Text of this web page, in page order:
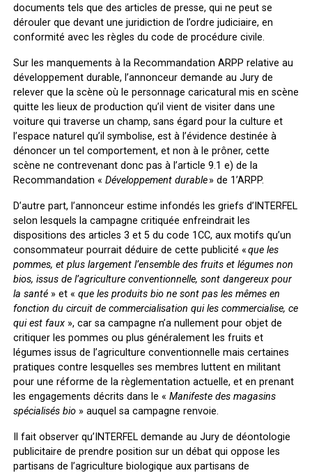
documents tels que des articles de presse, qui ne peut se
dérouler que devant une juridiction de l’ordre judiciaire, en
conformité avec les règles du code de procédure civile.
Sur les manquements à la Recommandation ARPP relative au
développement durable, l’annonceur demande au Jury de
relever que la scène où le personnage caricatural mis en scène
quitte les lieux de production qu’il vient de visiter dans une
voiture qui traverse un champ, sans égard pour la culture et
l’espace naturel qu’il symbolise, est à l’évidence destinée à
dénoncer un tel comportement, et non à le prôner, cette
scène ne contrevenant donc pas à l’article 9.1 e) de la
Recommandation « Développement durable» de 1’ARPP.
D’autre part, l’annonceur estime infondés les griefs d’INTERFEL
selon lesquels la campagne critiquée enfreindrait les
dispositions des articles 3 et 5 du code 1CC, aux motifs qu’un
consommateur pourrait déduire de cette publicité «que les
pommes, et plus largement l’ensemble des fruits et légumes non
bios, issus de l’agriculture conventionnelle, sont dangereux pour
la santé» et « que les produits bio ne sont pas les mêmes en
fonction du circuit de commercialisation qui les commercialise, ce
qui est faux », car sa campagne n’a nullement pour objet de
critiquer les pommes ou plus généralement les fruits et
légumes issus de l’agriculture conventionnelle mais certaines
pratiques contre lesquelles ses membres luttent en militant
pour une réforme de la règlementation actuelle, et en prenant
les engagements décrits dans le « Manifeste des magasins
spécialisés bio» auquel sa campagne renvoie.
Il fait observer qu’INTERFEL demande au Jury de déontologie
publicitaire de prendre position sur un débat qui oppose les
partisans de l’agriculture biologique aux partisans de